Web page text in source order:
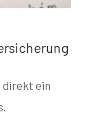
direkt ein